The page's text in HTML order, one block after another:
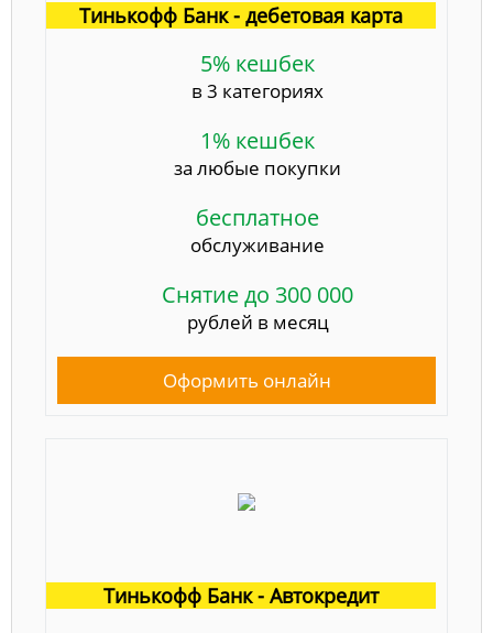
Тинькофф Банк - дебетовая карта
5% кешбек
в 3 категориях
1% кешбек
за любые покупки
бесплатное
обслуживание
Снятие до 300 000
рублей в месяц
Оформить онлайн
Тинькофф Банк - Автокредит